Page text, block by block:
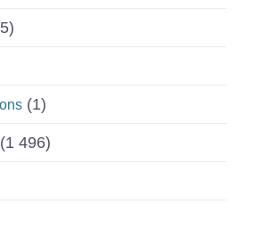
(1)
(1 496)